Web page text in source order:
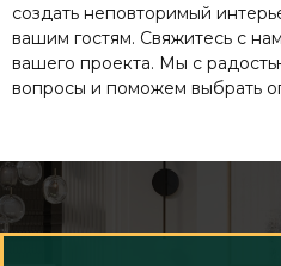
создать неповторимый
вашим гостям. Свяжитесь с
вашего проекта. Мы с
вопросы и поможем выбрать